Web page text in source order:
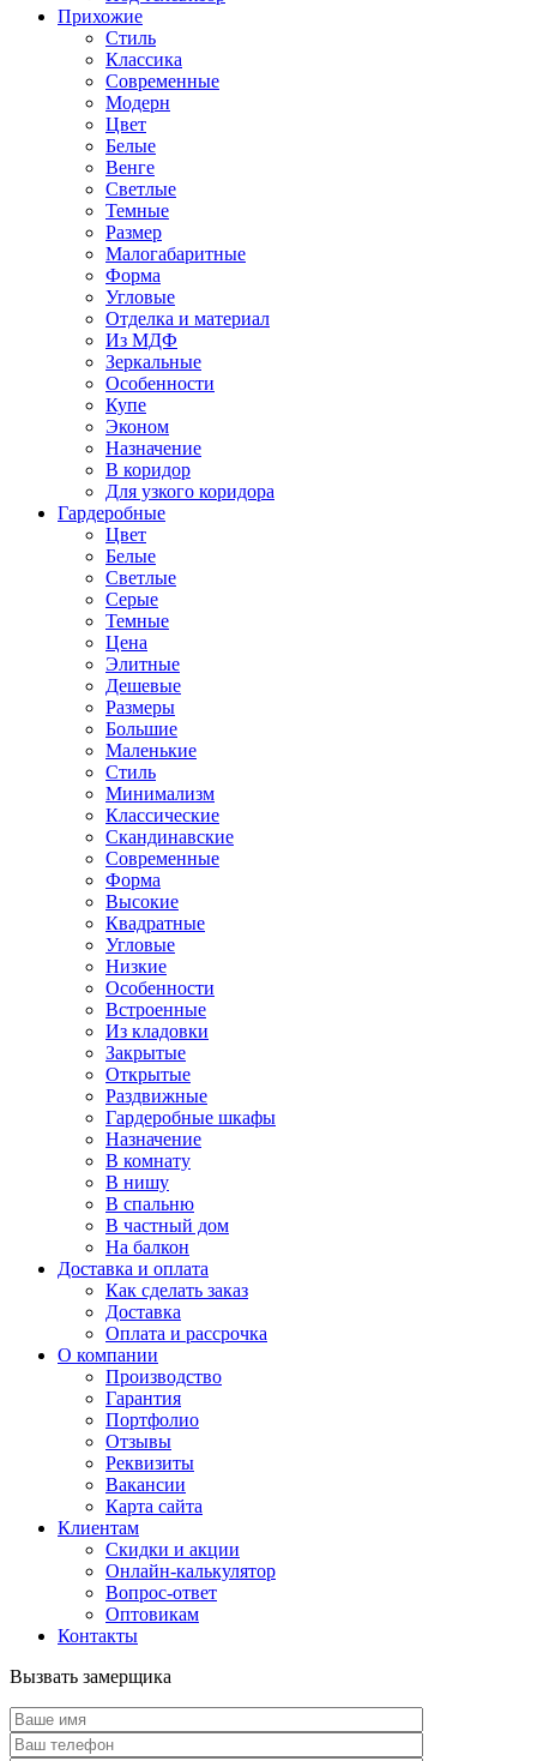
Прихожие
Стиль
Классика
Современные
Модерн
Цвет
Белые
Венге
Светлые
Темные
Размер
Малогабаритные
Форма
Угловые
Отделка и материал
Из МДФ
Зеркальные
Особенности
Купе
Эконом
Назначение
В коридор
Для узкого коридора
Гардеробные
Цвет
Белые
Светлые
Серые
Темные
Цена
Элитные
Дешевые
Размеры
Большие
Маленькие
Стиль
Минимализм
Классические
Скандинавские
Современные
Форма
Высокие
Квадратные
Угловые
Низкие
Особенности
Встроенные
Из кладовки
Закрытые
Открытые
Раздвижные
Гардеробные шкафы
Назначение
В комнату
В нишу
В спальню
В частный дом
На балкон
Доставка и оплата
Как сделать заказ
Доставка
Оплата и рассрочка
О компании
Производство
Гарантия
Портфолио
Отзывы
Реквизиты
Вакансии
Карта сайта
Клиентам
Скидки и акции
Онлайн-калькулятор
Вопрос-ответ
Оптовикам
Контакты
Вызвать замерщика